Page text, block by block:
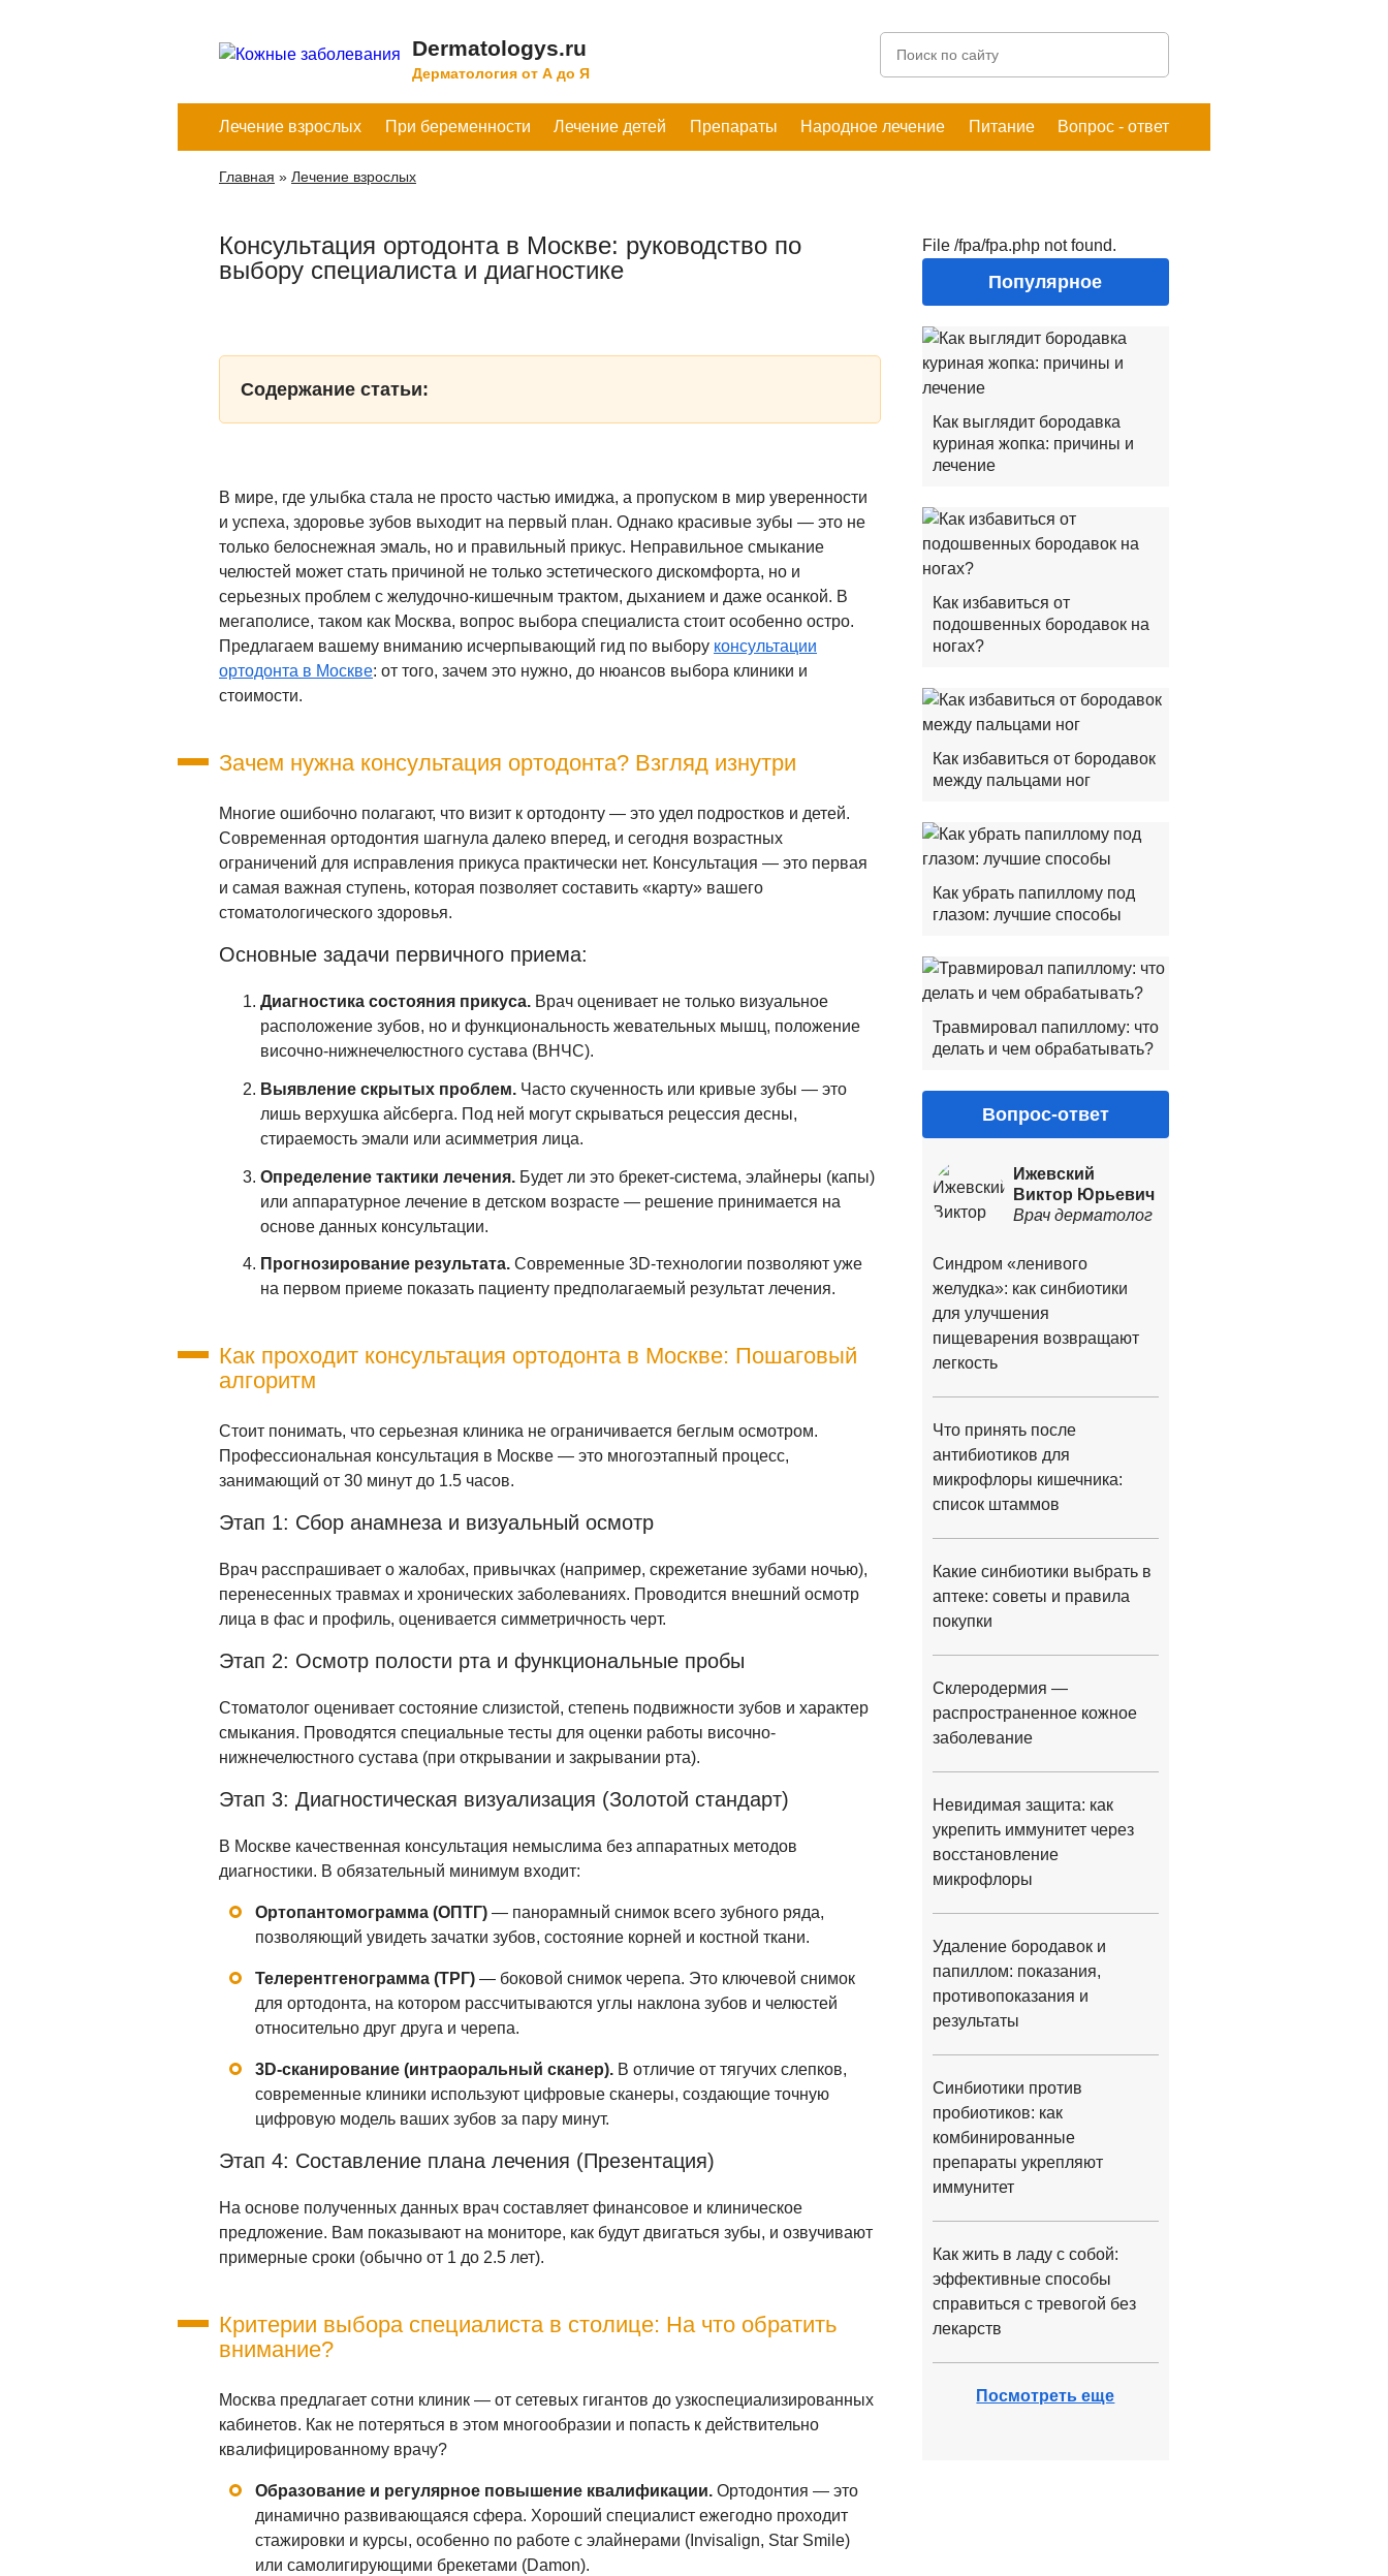
Dermatologys.ru
Дерматология от А до Я
Лечение взрослых При беременности Лечение детей Препараты Народное лечение Питание Вопрос - ответ
Главная » Лечение взрослых
Консультация ортодонта в Москве: руководство по
выбору специалиста и диагностике
Содержание статьи:
В мире, где улыбка стала не просто частью имиджа, а пропуском в мир уверенности
и успеха, здоровье зубов выходит на первый план. Однако красивые зубы — это не
только белоснежная эмаль, но и правильный прикус. Неправильное смыкание
челюстей может стать причиной не только эстетического дискомфорта, но и
серьезных проблем с желудочно-кишечным трактом, дыханием и даже осанкой. В
мегаполисе, таком как Москва, вопрос выбора специалиста стоит особенно остро.
Предлагаем вашему вниманию исчерпывающий гид по выбору консультации
ортодонта в Москве: от того, зачем это нужно, до нюансов выбора клиники и
стоимости.
Зачем нужна консультация ортодонта? Взгляд изнутри
Многие ошибочно полагают, что визит к ортодонту — это удел подростков и детей.
Современная ортодонтия шагнула далеко вперед, и сегодня возрастных
ограничений для исправления прикуса практически нет. Консультация — это первая
и самая важная ступень, которая позволяет составить «карту» вашего
стоматологического здоровья.
Основные задачи первичного приема:
Диагностика состояния прикуса. Врач оценивает не только визуальное
расположение зубов, но и функциональность жевательных мышц, положение
височно-нижнечелюстного сустава (ВНЧС).
Выявление скрытых проблем. Часто скученность или кривые зубы — это
лишь верхушка айсберга. Под ней могут скрываться рецессия десны,
стираемость эмали или асимметрия лица.
Определение тактики лечения. Будет ли это брекет-система, элайнеры (капы)
или аппаратурное лечение в детском возрасте — решение принимается на
основе данных консультации.
Прогнозирование результата. Современные 3D-технологии позволяют уже
на первом приеме показать пациенту предполагаемый результат лечения.
Как проходит консультация ортодонта в Москве: Пошаговый
алгоритм
Стоит понимать, что серьезная клиника не ограничивается беглым осмотром.
Профессиональная консультация в Москве — это многоэтапный процесс,
занимающий от 30 минут до 1.5 часов.
Этап 1: Сбор анамнеза и визуальный осмотр
Врач расспрашивает о жалобах, привычках (например, скрежетание зубами ночью),
перенесенных травмах и хронических заболеваниях. Проводится внешний осмотр
лица в фас и профиль, оценивается симметричность черт.
Этап 2: Осмотр полости рта и функциональные пробы
Стоматолог оценивает состояние слизистой, степень подвижности зубов и характер
смыкания. Проводятся специальные тесты для оценки работы височно-
нижнечелюстного сустава (при открывании и закрывании рта).
Этап 3: Диагностическая визуализация (Золотой стандарт)
В Москве качественная консультация немыслима без аппаратных методов
диагностики. В обязательный минимум входит:
Ортопантомограмма (ОПТГ) — панорамный снимок всего зубного ряда,
позволяющий увидеть зачатки зубов, состояние корней и костной ткани.
Телерентгенограмма (ТРГ) — боковой снимок черепа. Это ключевой снимок
для ортодонта, на котором рассчитываются углы наклона зубов и челюстей
относительно друг друга и черепа.
3D-сканирование (интраоральный сканер). В отличие от тягучих слепков,
современные клиники используют цифровые сканеры, создающие точную
цифровую модель ваших зубов за пару минут.
Этап 4: Составление плана лечения (Презентация)
На основе полученных данных врач составляет финансовое и клиническое
предложение. Вам показывают на мониторе, как будут двигаться зубы, и озвучивают
примерные сроки (обычно от 1 до 2.5 лет).
Критерии выбора специалиста в столице: На что обратить
внимание?
Москва предлагает сотни клиник — от сетевых гигантов до узкоспециализированных
кабинетов. Как не потеряться в этом многообразии и попасть к действительно
квалифицированному врачу?
Образование и регулярное повышение квалификации. Ортодонтия — это
динамично развивающаяся сфера. Хороший специалист ежегодно проходит
стажировки и курсы, особенно по работе с элайнерами (Invisalign, Star Smile)
или самолигирующими брекетами (Damon).
File /fpa/fpa.php not found.
Популярное
Как выглядит бородавка
куриная жопка: причины и
лечение
Как избавиться от
подошвенных бородавок на
ногах?
Как избавиться от бородавок
между пальцами ног
Как убрать папиллому под
глазом: лучшие способы
Травмировал папиллому: что
делать и чем обрабатывать?
Вопрос-ответ
Ижевский
Виктор Юрьевич
Врач дерматолог
Синдром «ленивого
желудка»: как синбиотики
для улучшения
пищеварения возвращают
легкость
Что принять после
антибиотиков для
микрофлоры кишечника:
список штаммов
Какие синбиотики выбрать в
аптеке: советы и правила
покупки
Склеродермия —
распространенное кожное
заболевание
Невидимая защита: как
укрепить иммунитет через
восстановление
микрофлоры
Удаление бородавок и
папиллом: показания,
противопоказания и
результаты
Синбиотики против
пробиотиков: как
комбинированные
препараты укрепляют
иммунитет
Как жить в ладу с собой:
эффективные способы
справиться с тревогой без
лекарств
Посмотреть еще